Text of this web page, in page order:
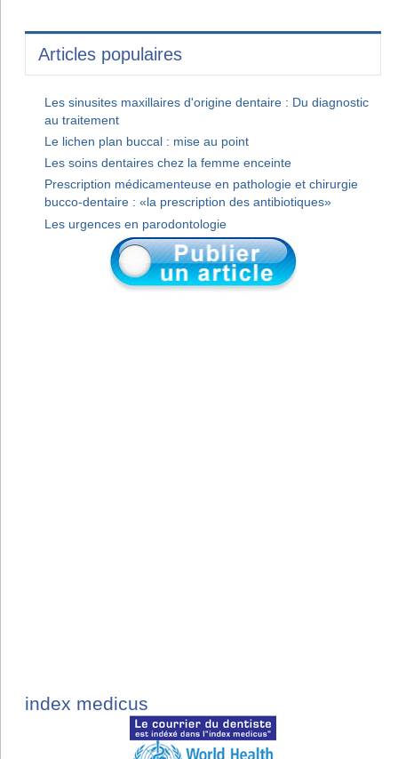
Articles populaires
Les sinusites maxillaires d'origine dentaire : Du diagnostic
au traitement
Le lichen plan buccal : mise au point
Les soins dentaires chez la femme enceinte
Prescription médicamenteuse en pathologie et chirurgie
bucco-dentaire : «la prescription des antibiotiques»
Les urgences en parodontologie
index medicus